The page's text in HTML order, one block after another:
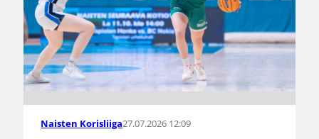
Naisten Korisliiga27.07.2026 12:09